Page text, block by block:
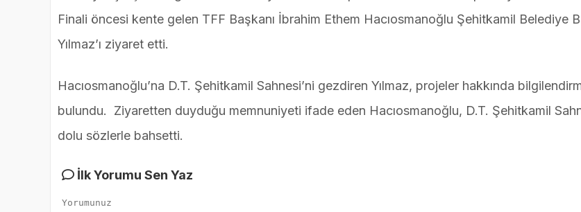
Finali öncesi kente gelen TFF Başkanı İbrahim Ethem Hacıosmanoğlu Şehitkamil Belediye
Yılmaz’ı ziyaret etti.
Hacıosmanoğlu’na D.T. Şehitkamil Sahnesi’ni gezdiren Yılmaz, projeler hakkında
bulundu. Ziyaretten duyduğu memnuniyeti ifade eden Hacıosmanoğlu, D.T. Şehitkamil
dolu sözlerle bahsetti.
İlk Yorumu Sen Yaz